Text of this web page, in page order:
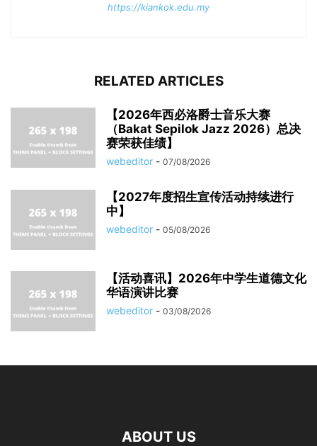
https://kiankok.edu.my
RELATED ARTICLES
【2026年西必洛爵士音乐大赛
（Bakat Sepilok Jazz 2026）总决
赛荣获佳绩】
webeditor - 07/08/2026
【2027年度招生宣传活动持续进行
中】
webeditor - 05/08/2026
【活动喜讯】2026年中学生道德文化
华语演讲比赛
webeditor - 03/08/2026
ABOUT US